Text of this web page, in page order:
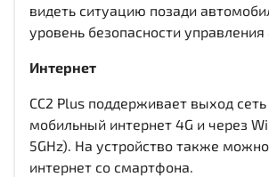
видеть ситуацию позади
уровень безопасности
Интернет
CC2 Plus поддерживает выход сеть
мобильный интернет 4G и через
5GHz). На устройство также
интернет со смартфона.